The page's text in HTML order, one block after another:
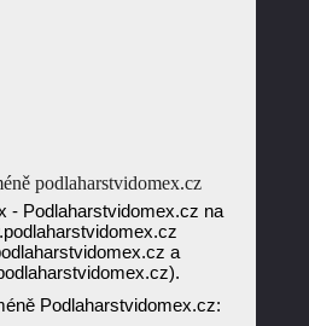
podlaharstvidomex.cz
- Podlaharstvidomex.cz na
a
Podlaharstvidomex.cz: